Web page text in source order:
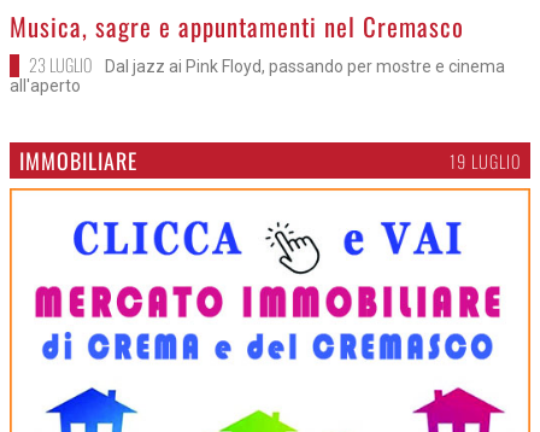
>Musica, sagre e appuntamenti nel Cremasco
23 LUGLIO
Dal jazz ai Pink Floyd, passando per mostre e cinema
all'aperto
IMMOBILIARE 19 LUGLIO